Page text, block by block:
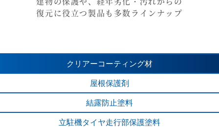
復元に役立つ製品も多数ラインナップ
クリアーコーティング材
屋根保護剤
結露防止塗料
立駐機タイヤ走行部保護塗料